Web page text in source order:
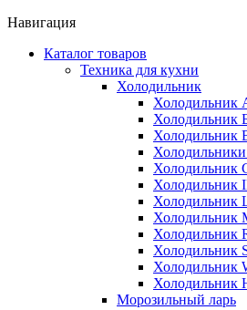
Навигация
Каталог товаров
Техника для кухни
Холодильник
Холодильник
Холодильник
Холодильник
Холодильник
Холодильник
Холодильник
Холодильник
Холодильник
Холодильник
Морозильный ларь